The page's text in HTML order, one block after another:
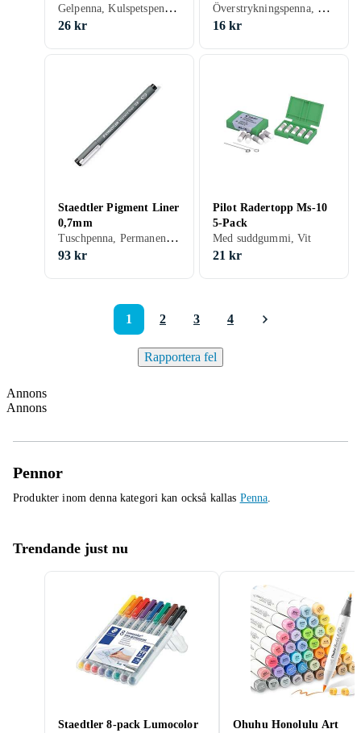
Gelpenna, Kulspetspenna, Med suddgummi, Svart, Blå
26 kr
(Soft Green)
Överstrykningspenna, Permanent, Vattenbaserad, Med suddgummi, Gul, Grön
16 kr
Staedtler Pigment Liner
0,7mm
Tuschpenna, Permanent, Med suddgummi, Svart, Silver, Grå, Brun, Blå, Röd, Orange, Guld, Grön, Lila
93 kr
Pilot Radertopp Ms-10
5-Pack
Med suddgummi, Vit
21 kr
1 2 3 4
Rapportera fel
Annons
Annons
Pennor
Produkter inom denna kategori kan också kallas Penna.
Trendande just nu
Staedtler 8-pack Lumocolor
Ohuhu Honolulu Art